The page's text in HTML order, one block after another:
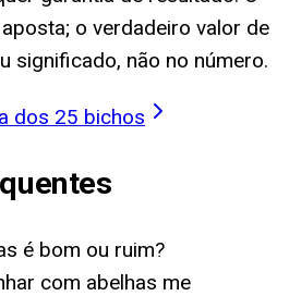
o verdadeiro valor de
significado, não no número.
dos 25 bichos
é bom ou ruim?
com abelhas me